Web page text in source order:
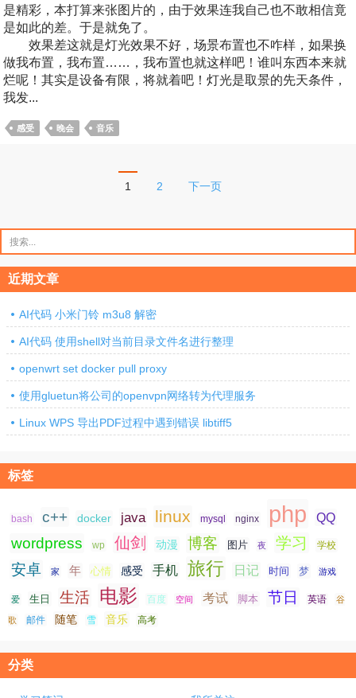
是精彩，本打算来张图片的，由于效果连我自己也不敢相信竟
是如此的差。于是就免了。
效果差这就是灯光效果不好，场景布置也不咋样，如果换
做我布置，我布置……，我布置也就这样吧！谁叫东西本来就
烂呢！其实是设备有限，将就着吧！灯光是取景的先天条件，
我发...
感受 晚会 音乐
分
页
1 2 下一页
索：
近期文章
AI代码 小米门铃 m3u8 解密
AI代码 使用shell对当前目录文件名进行整理
openwrt set docker pull proxy
使用gluetun将公司的openvpn网络转为代理服务
Linux WPS 导出PDF过程中遇到错误 libtiff5
标签
bash c++ docker java linux mysql nginx php QQ
wordpress wp 仙剑 动漫 博客 图片 夜 学习 学校
安卓 家 年 心情 感受 手机 旅行 日记 时间 梦 游戏
爱 生日 生活 电影 百度 空间 考试 脚本 节日 英语 谷
歌 邮件 随笔 雪 音乐 高考
分类